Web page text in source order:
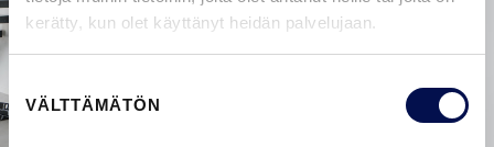
kerätty, kun olet käyttänyt heidän palvelujaan.
valinta
VÄLTTÄMÄTÖN